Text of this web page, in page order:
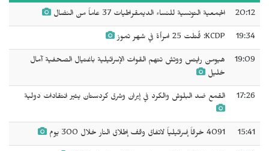
20:12 الجمعية التونسية للنساء الديمقراطيات 37 عاماً من النضال
19:34 KCDP: قُتلت 25 امرأة في شهر تموز
19:09
هيومن رايتس ووتش تتهم القوات الإسرائيلية باغتيال الصحفية آمال
خليل
17:26 القمع ضد البلوش والكرد في إيران وشرق كردستان يثير انتقادات دولية
15:41 4091 خرقاً إسرائيلياً لاتفاق وقف إطلاق النار خلال 300 يوم